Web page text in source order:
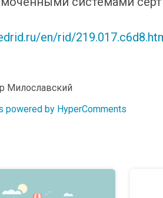
en/rid/
Милославский
powered by HyperComments